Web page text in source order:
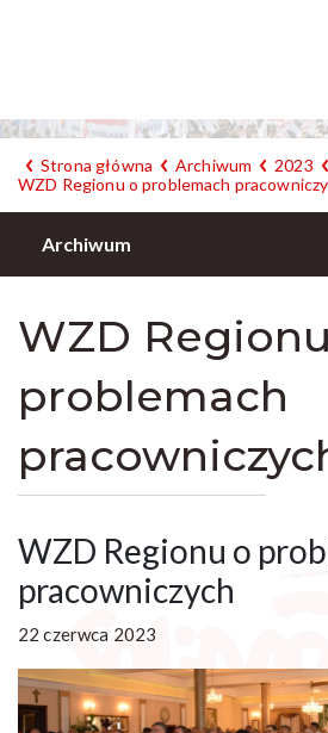
Strona główna Archiwum
2023
WZD Regionu o problemach
Archiwum
WZD
problemach
WZD Regionu o
pracowniczych
22 czerwca 2023